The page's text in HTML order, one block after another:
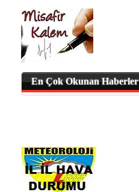
En Çok Okunan Haberler